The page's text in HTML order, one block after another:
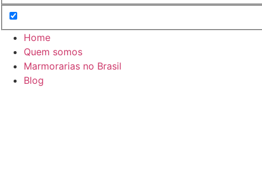
Home
Quem somos
Marmorarias no Brasil
Blog